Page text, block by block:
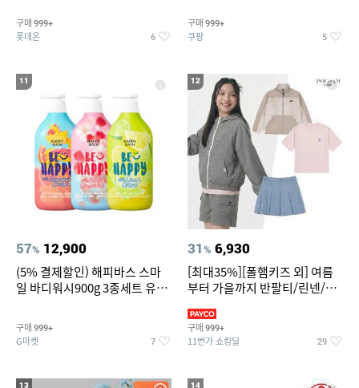
구매 999+
롯데온 6
구매 999+
쿠팡 5
11
57% 12,900
(5% 결제할인) 해피바스 스마
일 바디워시900g 3종세트 유
구매 999+
G마켓 7
12
31% 6,930
[최대35%][폴햄키즈 외] 여름
부터 가을까지 반팔티/린넨/맨
구매 999+
11번가 쇼킹딜 29
13 14